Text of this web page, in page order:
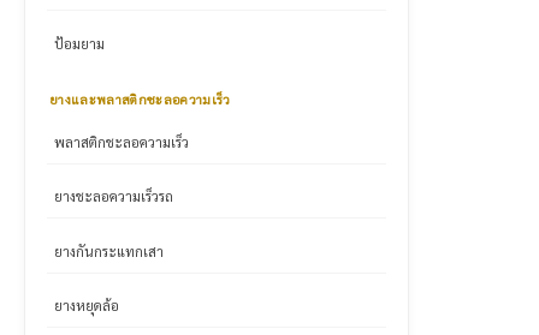
ป้อมยาม
ยางและพลาสติกชะลอความเร็ว
พลาสติกชะลอความเร็ว
ยางชะลอความเร็วรถ
ยางกันกระแทกเสา
ยางหยุดล้อ